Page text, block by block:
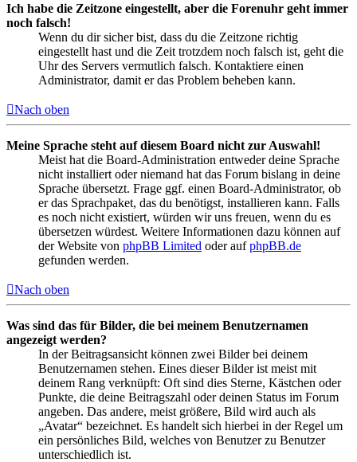
Ich habe die Zeitzone eingestellt, aber die Forenuhr geht immer
noch falsch!
Wenn du dir sicher bist, dass du die Zeitzone richtig
eingestellt hast und die Zeit trotzdem noch falsch ist, geht die
Uhr des Servers vermutlich falsch. Kontaktiere einen
Administrator, damit er das Problem beheben kann.
Nach oben
Meine Sprache steht auf diesem Board nicht zur Auswahl!
Meist hat die Board-Administration entweder deine Sprache
nicht installiert oder niemand hat das Forum bislang in deine
Sprache übersetzt. Frage ggf. einen Board-Administrator, ob
er das Sprachpaket, das du benötigst, installieren kann. Falls
es noch nicht existiert, würden wir uns freuen, wenn du es
übersetzen würdest. Weitere Informationen dazu können auf
der Website von phpBB Limited oder aufphpBB.de
gefunden werden.
Nach oben
Was sind das für Bilder, die bei meinem Benutzernamen
angezeigt werden?
In der Beitragsansicht können zwei Bilder bei deinem
Benutzernamen stehen. Eines dieser Bilder ist meist mit
deinem Rang verknüpft: Oft sind dies Sterne, Kästchen oder
Punkte, die deine Beitragszahl oder deinen Status im Forum
angeben. Das andere, meist größere, Bild wird auch als
„Avatar“ bezeichnet. Es handelt sich hierbei in der Regel um
ein persönliches Bild, welches von Benutzer zu Benutzer
unterschiedlich ist.